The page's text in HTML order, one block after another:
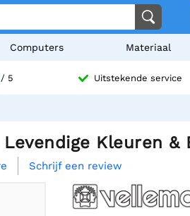
Computers Materiaal
/ 5 Uitstekende service
Levendige Kleuren
Schrijf een review